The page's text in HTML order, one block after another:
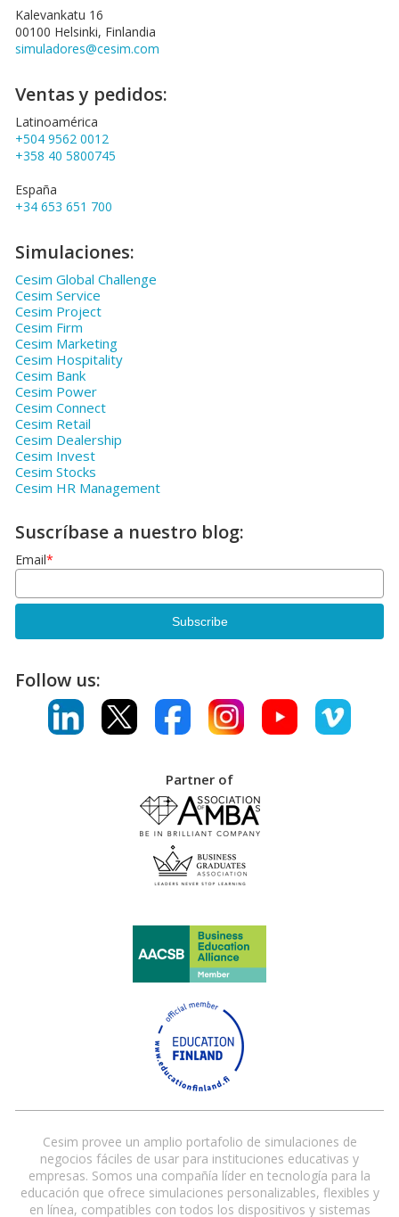
Kalevankatu 16
00100 Helsinki, Finlandia
simuladores@cesim.com
Ventas y pedidos:
Latinoamérica
+504 9562 0012
+358 40 5800745
España
+34 653 651 700
Simulaciones:
Cesim Global Challenge
Cesim Service
Cesim Project
Cesim Firm
Cesim Marketing
Cesim Hospitality
Cesim Bank
Cesim Power
Cesim Connect
Cesim Retail
Cesim Dealership
Cesim Invest
Cesim Stocks
Cesim HR Management
Suscríbase a nuestro blog:
Email*
Follow us:
Partner of
Cesim provee un amplio portafolio de simulaciones de
negocios fáciles de usar para instituciones educativas y
empresas. Somos una compañía líder en tecnología para la
educación que ofrece simulaciones personalizables, flexibles y
en línea, compatibles con todos los dispositivos y sistemas